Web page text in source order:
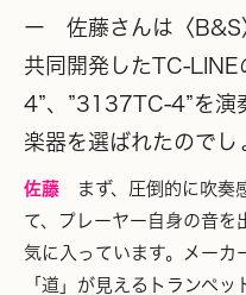
ー 佐藤さんは〈B&S
共同開発したTC-
4”、”3137TC-4”を演
楽器を選ばれたのでし
佐藤 まず、圧倒的に吹奏
て、プレーヤー自身の音を
気に入っています。メーカ
「道」が見えるトランペ